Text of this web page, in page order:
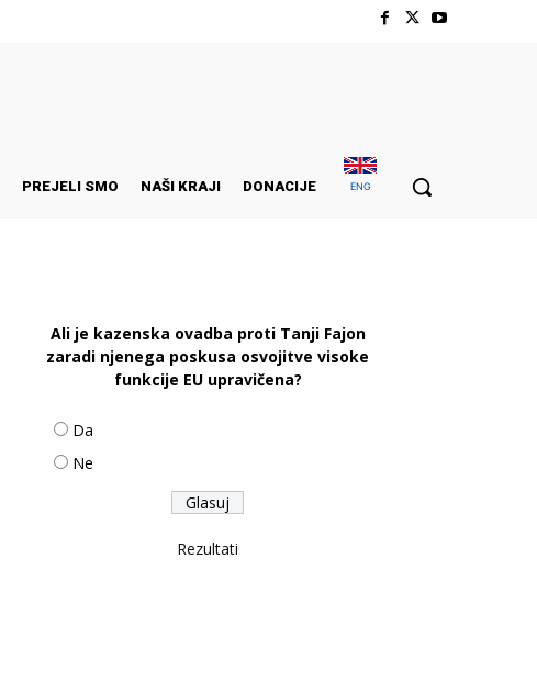
PREJELI SMO NAŠI KRAJI DONACIJE ENG
Ali je kazenska ovadba proti Tanji Fajon
zaradi njenega poskusa osvojitve visoke
funkcije EU upravičena?
Da
Ne
Rezultati